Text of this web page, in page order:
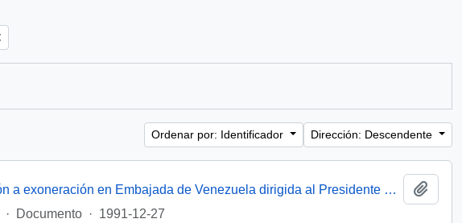
Ordenar por: Identificador Dirección: Descendente
[Solicitud de intervención a exoneración en Embajada de Venezuela dirigida al Presidente Patricio Aylwin]
· Documento · 1991-12-27